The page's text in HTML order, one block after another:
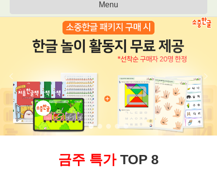
Menu
금주 특가 TOP 8